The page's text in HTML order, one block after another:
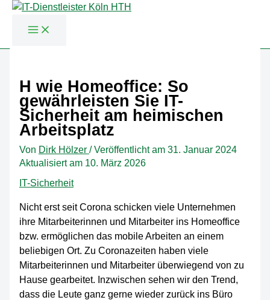
springen
H wie Homeoffice: So
gewährleisten Sie IT-
Sicherheit am heimischen
Arbeitsplatz
Von Dirk Hölzer /Veröffentlicht am 31. Januar 2024
Aktualisiert am 10. März 2026
IT-Sicherheit
Nicht erst seit Corona schicken viele Unternehmen
ihre Mitarbeiterinnen und Mitarbeiter ins Homeoffice
bzw. ermöglichen das mobile Arbeiten an einem
beliebigen Ort. Zu Coronazeiten haben viele
Mitarbeiterinnen und Mitarbeiter überwiegend von zu
Hause gearbeitet. Inzwischen sehen wir den Trend,
dass die Leute ganz gerne wieder zurück ins Büro